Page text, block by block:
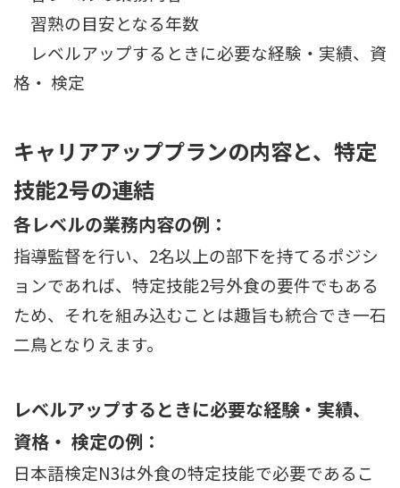
習熟の目安となる年数
レベルアップするときに必要な経験・実績、資
格・ 検定
キャリアアッププランの内容と、特定
技能2号の連結
各レベルの業務内容の例：
指導監督を行い、2名以上の部下を持てるポジシ
ョンであれば、特定技能2号外食の要件でもある
ため、それを組み込むことは趣旨も統合でき一石
二鳥となりえます。
レベルアップするときに必要な経験・実績、
資格・ 検定の例：
日本語検定N3は外食の特定技能で必要であるこ